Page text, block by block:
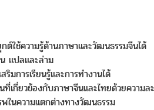
ต์ใช้ความรู้ด้านภาษาและวัฒนธรรมจีนได้
แปลและล่าม
ริมการเรียนรู้และการทำงานได้
กี่ยวข้องกับภาษาจีนและไทยด้วยความล
ในความแตกต่างทางวัฒนธรรม